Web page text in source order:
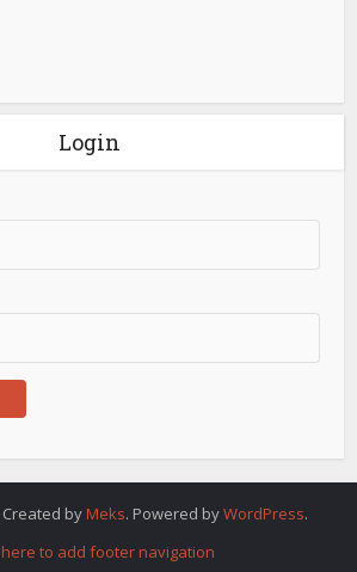
Login
by Meks. Powered byWordPress.
here to add footer navigation